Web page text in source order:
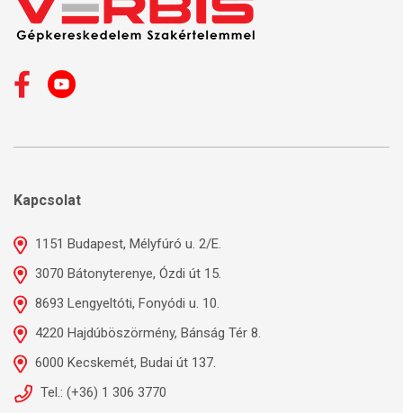
Kapcsolat
1151 Budapest, Mélyfúró u. 2/E.
3070 Bátonyterenye, Ózdi út 15.
8693 Lengyeltóti, Fonyódi u. 10.
4220 Hajdúböszörmény, Bánság Tér 8.
6000 Kecskemét, Budai út 137.
Tel.: (+36) 1 306 3770